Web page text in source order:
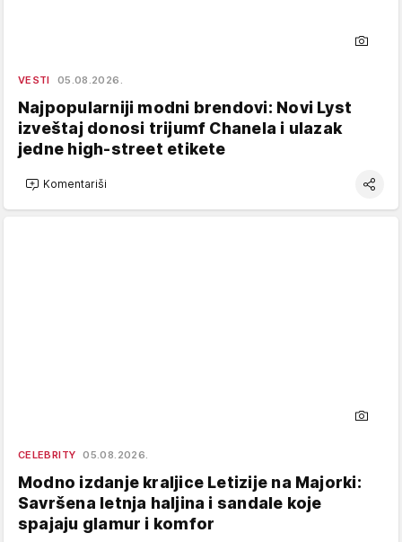
VESTI 05.08.2026.
Najpopularniji modni brendovi: Novi Lyst
izveštaj donosi trijumf Chanela i ulazak
jedne high-street etikete
Komentariši
CELEBRITY 05.08.2026.
Modno izdanje kraljice Letizije na Majorki:
Savršena letnja haljina i sandale koje
spajaju glamur i komfor